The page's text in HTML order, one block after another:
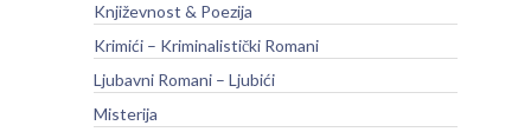
Književnost & Poezija
Krimići – Kriminalistički Romani
Ljubavni Romani – Ljubići
Misterija